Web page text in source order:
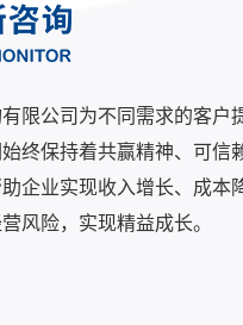
限公司为不同需求的客户
终保持着共赢精神、可信
企业实现收入增长、成本
风险，实现精益成长。